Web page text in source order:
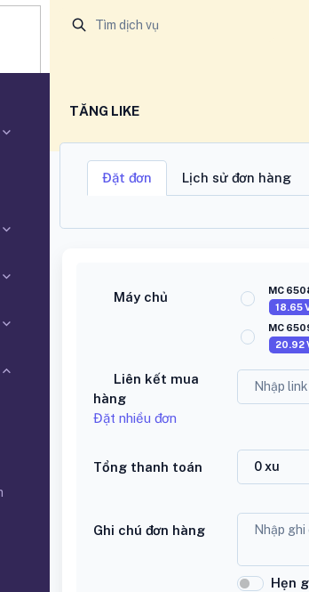
XÃ HỘI VIỆT NAM
TĂNG LIKE
Đặt đơn Lịch sử đơn hàng
Máy chủ MC
18.65
MC
20.92
Liên kết mua
hàng
Đặt nhiều đơn
Tổng thanh toán
Ghi chú đơn hàng
Hẹn